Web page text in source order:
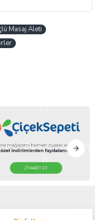
Masaj Aleti